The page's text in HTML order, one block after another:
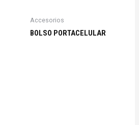
Accesorios
BOLSO PORTACELULAR